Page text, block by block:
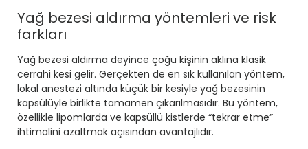
Yağ bezesi aldırma yöntemleri ve risk
farkları
Yağ bezesi aldırma deyince çoğu kişinin aklına klasik
cerrahi kesi gelir. Gerçekten de en sık kullanılan yöntem,
lokal anestezi altında küçük bir kesiyle yağ bezesinin
kapsülüyle birlikte tamamen çıkarılmasıdır. Bu yöntem,
özellikle lipomlarda ve kapsüllü kistlerde “tekrar etme”
ihtimalini azaltmak açısından avantajlıdır.